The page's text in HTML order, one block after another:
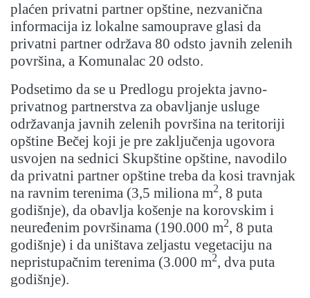
plaćen privatni partner opštine, nezvanična
informacija iz lokalne samouprave glasi da
privatni partner održava 80 odsto javnih zelenih
površina, a Komunalac 20 odsto.
Podsetimo da se u Predlogu projekta javno-
privatnog partnerstva za obavljanje usluge
održavanja javnih zelenih površina na teritoriji
opštine Bečej koji je pre zaključenja ugovora
usvojen na sednici Skupštine opštine, navodilo
da privatni partner opštine treba da kosi travnjak
na ravnim terenima (3,5 miliona m2, 8 puta
godišnje), da obavlja košenje na korovskim i
neuređenim površinama (190.000 m2, 8 puta
godišnje) i da uništava zeljastu vegetaciju na
nepristupačnim terenima (3.000 m2, dva puta
godišnje).